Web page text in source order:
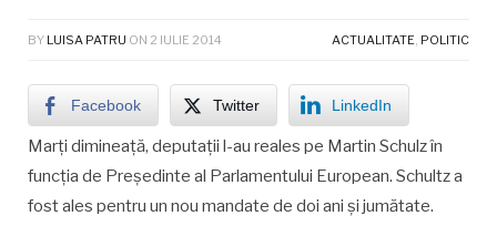
BY LUISA PATRU ON 2 IULIE 2014 ACTUALITATE, POLITIC
Facebook Twitter LinkedIn
Marţi dimineaţă, deputaţii l-au reales pe Martin Schulz în
funcţia de Preşedinte al Parlamentului European. Schultz a
fost ales pentru un nou mandate de doi ani şi jumătate.